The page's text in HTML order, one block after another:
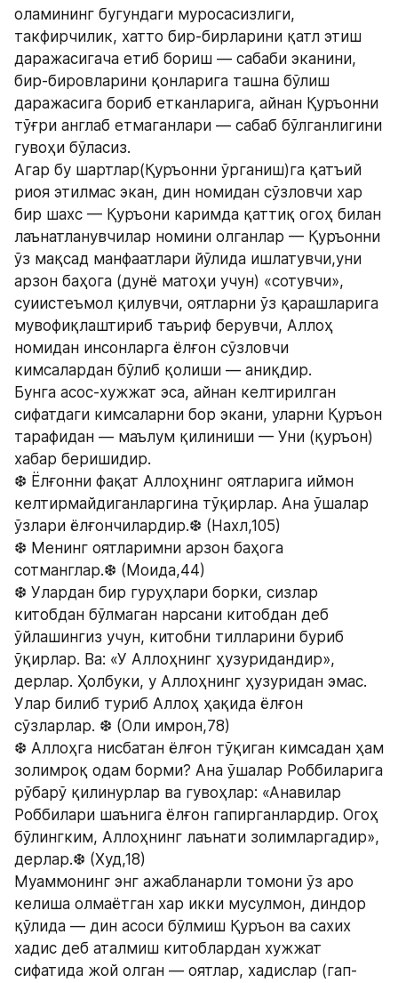
оламининг бугундаги муросасизлиги,
такфирчилик, хатто бир-бирларини қатл этиш
даражасигача етиб бориш — сабаби эканини,
бир-бировларини қонларига ташна бўлиш
даражасига бориб етканларига, айнан Қуръонни
тўғри англаб етмаганлари — сабаб бўлганлигини
гувоҳи бўласиз.
Агар бу шартлар(Қуръонни ўрганиш)га қатъий
риоя этилмас экан, дин номидан сўзловчи хар
бир шахс — Қуръони каримда қаттиқ огоҳ билан
лаънатланувчилар номини олганлар — Қуръонни
ўз мақсад манфаатлари йўлида ишлатувчи,уни
арзон баҳога (дунё матоҳи учун) «сотувчи»,
суиистеъмол қилувчи, оятларни ўз қарашларига
мувофиқлаштириб таъриф берувчи, Аллоҳ
номидан инсонларга ёлғон сўзловчи
кимсалардан бўлиб қолиши — аниқдир.
Бунга асос-хужжат эса, айнан келтирилган
сифатдаги кимсаларни бор экани, уларни Қуръон
тарафидан — маълум қилиниши — Уни (қуръон)
хабар беришидир.
❆ Ёлғонни фақат Аллоҳнинг оятларига иймон
келтирмайдиганларгина тўқирлар. Ана ўшалар
ўзлари ёлғончилардир.❆ (Нахл,105)
❆ Менинг оятларимни арзон баҳога
сотманглар.❆ (Моида,44)
❆ Улардан бир гуруҳлари борки, сизлар
китобдан бўлмаган нарсани китобдан деб
ўйлашингиз учун, китобни тилларини буриб
ўқирлар. Ва: «У Аллоҳнинг ҳузуридандир»,
дерлар. Ҳолбуки, у Аллоҳнинг ҳузуридан эмас.
Улар билиб туриб Аллоҳ ҳақида ёлғон
сўзларлар. ❆ (Оли имрон,78)
❆ Аллоҳга нисбатан ёлғон тўқиган кимсадан ҳам
золимроқ одам борми? Ана ўшалар Роббиларига
рўбарў қилинурлар ва гувоҳлар: «Анавилар
Роббилари шаънига ёлғон гапирганлардир. Огоҳ
бўлингким, Аллоҳнинг лаънати золимларгадир»,
дерлар.❆ (Худ,18)
Муаммонинг энг ажабланарли томони ўз аро
келиша олмаётган хар икки мусулмон, диндор
қўлида — дин асоси бўлмиш Қуръон ва сахих
хадис деб аталмиш китоблардан хужжат
сифатида жой олган — оятлар, хадислар (гап-